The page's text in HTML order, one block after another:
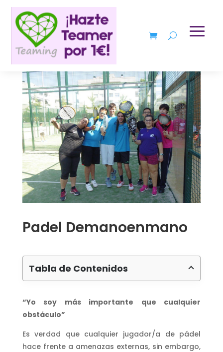
Padel Demanoenmano
Tabla de Contenidos
“Yo soy más importante que cualquier
obstáculo”
Es verdad que cualquier jugador/a de pádel
hace frente a amenazas externas, sin embargo,